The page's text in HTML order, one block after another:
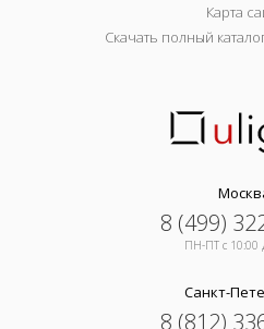
Карта
Скачать полный
8 (499)
ПН-ПТ c 10:00
Санкт-
8 (812)